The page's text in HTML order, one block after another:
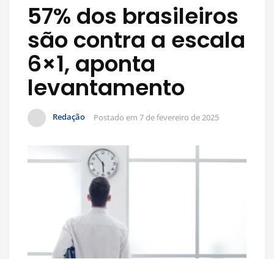
57% dos brasileiros
são contra a escala
6×1, aponta
levantamento
Redação Postado em 7 de fevereiro de 2025